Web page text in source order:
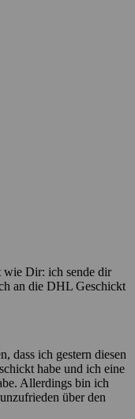
wie Dir: ich sende dir
an die DHL Geschickt
dass ich gestern diesen
habe und ich eine
Allerdings bin ich
über den